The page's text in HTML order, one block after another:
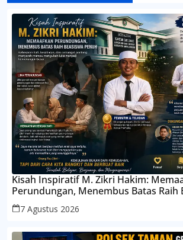
Kisah Inspiratif M. Zikri Hakim:
Perundungan, Menembus Batas Raih
7 Agustus 2026